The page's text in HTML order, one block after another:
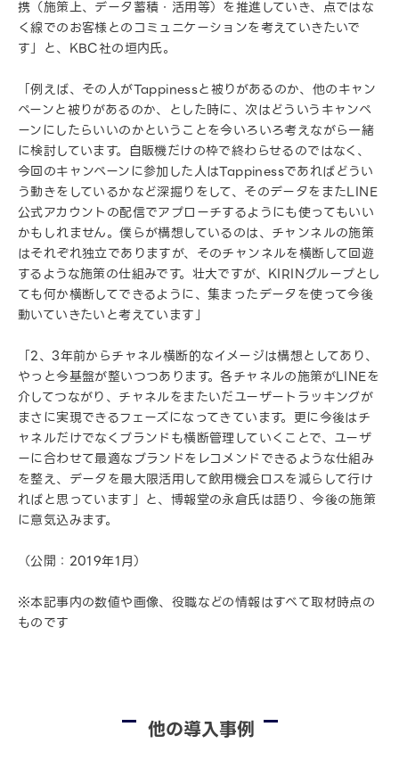
携（施策上、データ蓄積・活用等）を推進していき、点ではな
く線でのお客様とのコミュニケーションを考えていきたいで
す」と、KBC社の垣内氏。
「例えば、その人がTappinessと被りがあるのか、他のキャン
ペーンと被りがあるのか、とした時に、次はどういうキャンペ
ーンにしたらいいのかということを今いろいろ考えながら一緒
に検討しています。自販機だけの枠で終わらせるのではなく、
今回のキャンペーンに参加した人はTappinessであればどうい
う動きをしているかなど深掘りをして、そのデータをまたLINE
公式アカウントの配信でアプローチするようにも使ってもいい
かもしれません。僕らが構想しているのは、チャンネルの施策
はそれぞれ独立でありますが、そのチャンネルを横断して回遊
するような施策の仕組みです。壮大ですが、KIRINグループとし
ても何か横断してできるように、集まったデータを使って今後
動いていきたいと考えています」
「2、3年前からチャネル横断的なイメージは構想としてあり、
やっと今基盤が整いつつあります。各チャネルの施策がLINEを
介してつながり、チャネルをまたいだユーザートラッキングが
まさに実現できるフェーズになってきています。更に今後はチ
ャネルだけでなくブランドも横断管理していくことで、ユーザ
ーに合わせて最適なブランドをレコメンドできるような仕組み
を整え、データを最大限活用して飲用機会ロスを減らして行け
ればと思っています」と、博報堂の永倉氏は語り、今後の施策
に意気込みます。
（公開：2019年1月）
※本記事内の数値や画像、役職などの情報はすべて取材時点の
ものです
他の導入事例